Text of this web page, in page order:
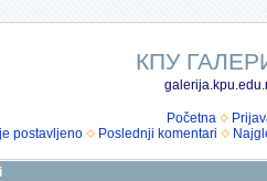
КПУ
Početna
postavljeno Poslednji komentari